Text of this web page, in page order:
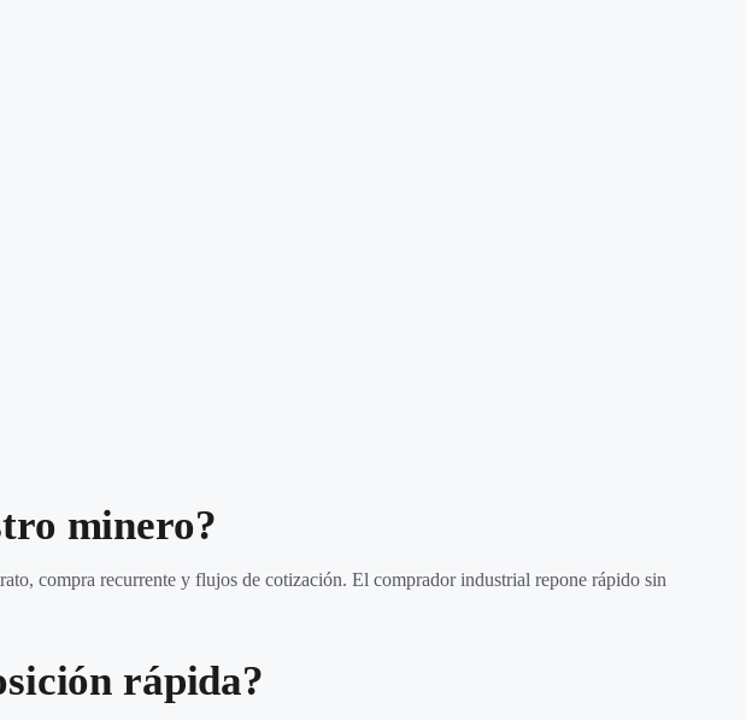
minero?
compra recurrente y flujos de cotización. El comprador industrial repone rápido sin
rápida?